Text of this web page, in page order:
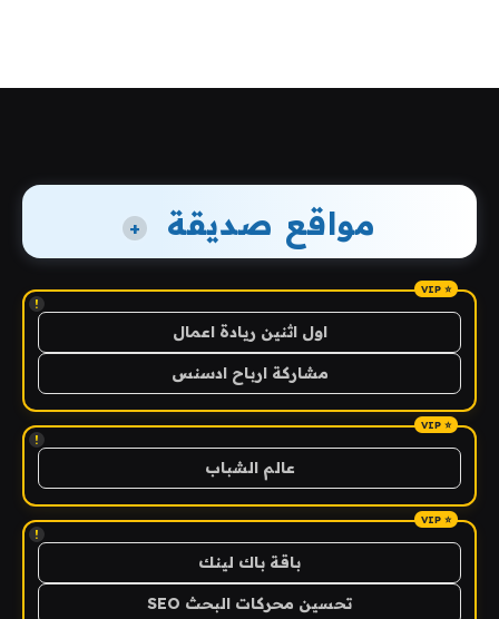
مواقع صديقة +
!
اول اثنين ريادة اعمال
مشاركة ارباح ادسنس
!
عالم الشباب
!
باقة باك لينك
تحسين محركات البحث SEO